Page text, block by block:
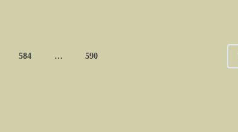
584 … 590